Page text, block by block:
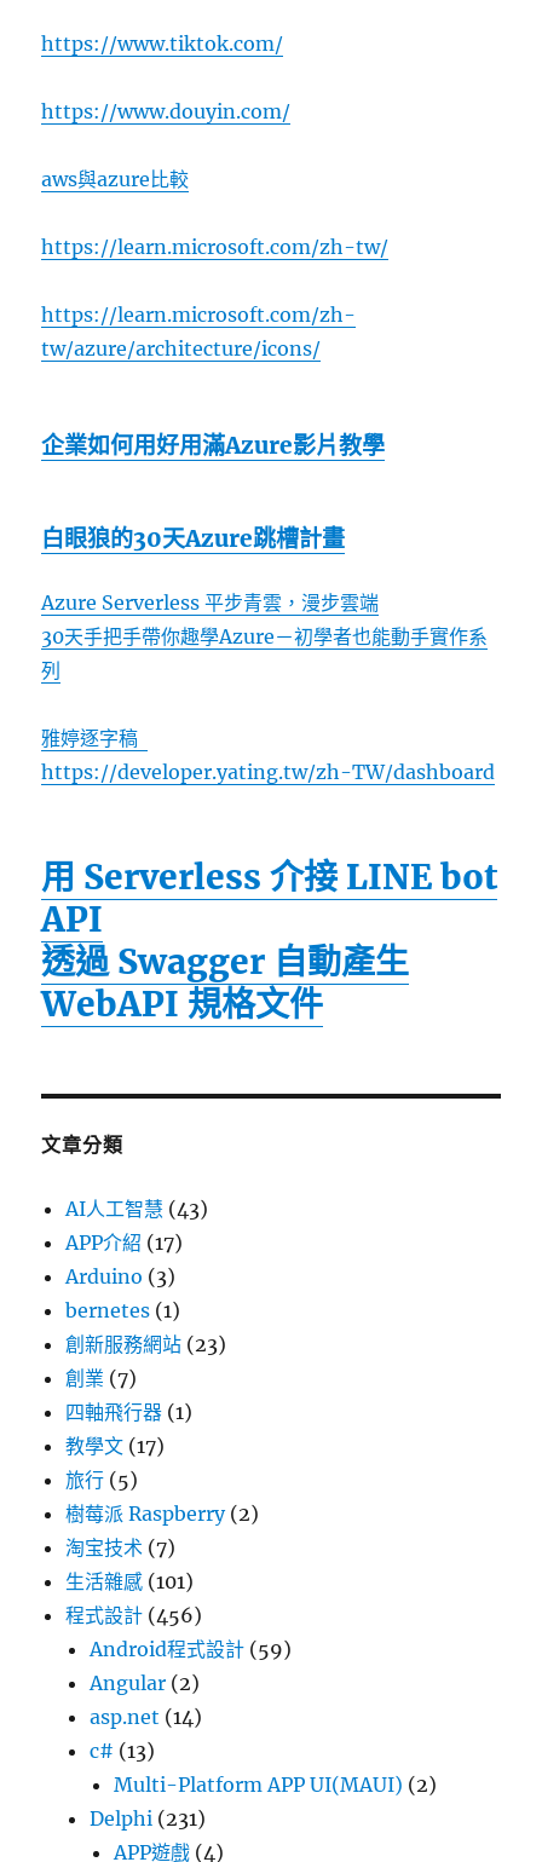
https://www.tiktok.com/
https://www.douyin.com/
aws與azure比較
https://learn.microsoft.com/zh-tw/
https://learn.microsoft.com/zh-
tw/azure/architecture/icons/
企業如何用好用滿Azure影片教學
白眼狼的30天Azure跳槽計畫
Azure Serverless 平步青雲，漫步雲端
30天手把手帶你趣學Azure－初學者也能動手實作系
列
雅婷逐字稿
https://developer.yating.tw/zh-TW/dashboard
用 Serverless 介接 LINE bot
API
透過 Swagger 自動產生
WebAPI 規格文件
文章分類
AI人工智慧 (43)
APP介紹 (17)
Arduino (3)
bernetes (1)
創新服務網站 (23)
創業 (7)
四軸飛行器 (1)
教學文 (17)
旅行 (5)
樹莓派 Raspberry(2)
淘宝技术 (7)
生活雜感 (101)
程式設計 (456)
Android程式設計 (59)
Angular (2)
asp.net (14)
c# (13)
Multi-Platform APP UI(MAUI) (2)
Delphi (231)
APP遊戲 (4)